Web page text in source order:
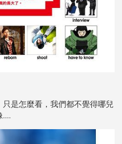
是怎麼看，我們都不覺得哪兒